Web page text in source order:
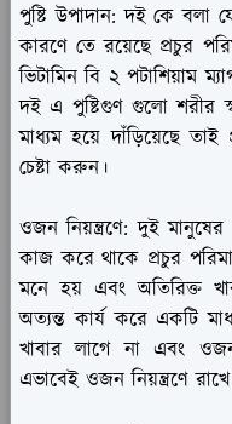
পুষ্টি উপাদান:দই কে বলা
কারণে তে রয়েছে প্রচুর
ভিটামিন বি ২ পটাশিয়াম
দই এ পুষ্টিগুণ গুলো শরীর
মাধ্যম হয়ে দাঁড়িয়েছে
চেষ্টা করুন।
ওজন নিয়ন্ত্রণে: দুই মানুষের
কাজ করে থাকে প্রচুর
মনে হয় এবং অতিরিক্ত
অত্যন্ত কার্য করে একটি
খাবার লাগে না এবং
এভাবেই ওজন নিয়ন্ত্রণে